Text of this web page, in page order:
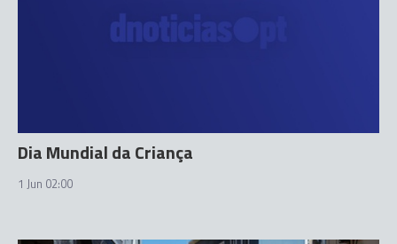
Dia Mundial da Criança
1 Jun 02:00